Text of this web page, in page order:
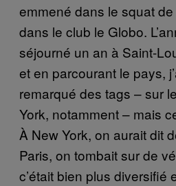
emmené dans le squat
dans le club le Globo.
séjourné un an à Saint-
et en parcourant le pays,
remarqué des tags – sur
York, notamment – mais
À New York, on aurait dit
Paris, on tombait sur de
c’était bien plus diversifié